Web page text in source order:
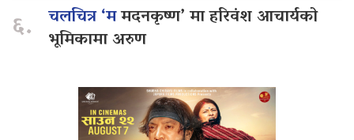
६. चलचित्र ‘ममदनकृष्ण’ मा हरिवंश आचार्यको
भूमिकामा अरुण